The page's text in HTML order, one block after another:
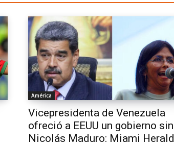
América
Vicepresidenta de Venezuela
ofreció a EEUU un gobierno sin
Nicolás Maduro: Miami Herald